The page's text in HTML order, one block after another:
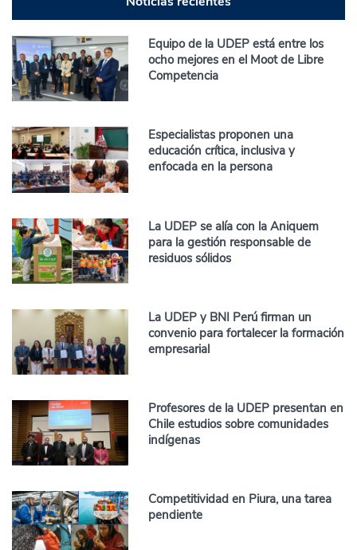
Equipo de la UDEP está entre los
ocho mejores en el Moot de Libre
Competencia
Especialistas proponen una
educación crítica, inclusiva y
enfocada en la persona
La UDEP se alía con la Aniquem
para la gestión responsable de
residuos sólidos
La UDEP y BNI Perú firman un
convenio para fortalecer la formación
empresarial
Profesores de la UDEP presentan en
Chile estudios sobre comunidades
indígenas
Competitividad en Piura, una tarea
pendiente